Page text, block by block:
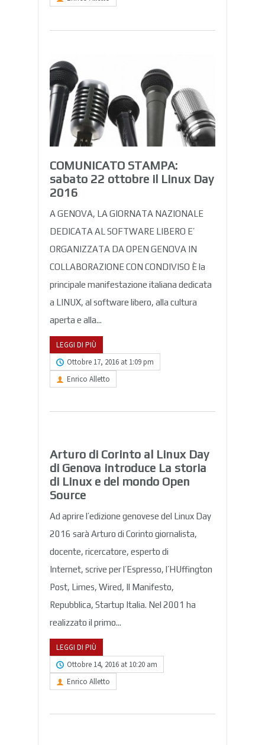
COMUNICATO STAMPA:
sabato 22 ottobre il Linux Day
2016
A GENOVA, LA GIORNATA NAZIONALE
DEDICATA AL SOFTWARE LIBERO E’
ORGANIZZATA DA OPEN GENOVA IN
COLLABORAZIONE CON CONDIVISO È la
principale manifestazione italiana dedicata
a LINUX, al software libero, alla cultura
aperta e alla...
LEGGI DI PIÙ
Ottobre 17, 2016 at 1:09 pm
Enrico Alletto
Arturo di Corinto al Linux Day
di Genova introduce La storia
di Linux e del mondo Open
Source
Ad aprire l’edizione genovese del Linux Day
2016 sarà Arturo di Corinto giornalista,
docente, ricercatore, esperto di
Internet, scrive per l’Espresso, l’HUffington
Post, Limes, Wired, Il Manifesto,
Repubblica, Startup Italia. Nel 2001 ha
realizzato il primo...
LEGGI DI PIÙ
Ottobre 14, 2016 at 10:20 am
Enrico Alletto